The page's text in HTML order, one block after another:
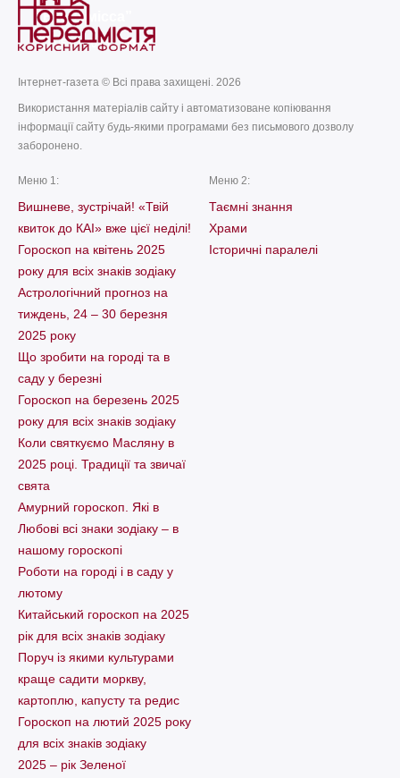
“Економісса”
today05.07.2026 remove_red_eye64
Інтернет-газета © Всі права захищені. 2026
Використання матеріалів сайту і автоматизоване копіювання
інформації сайту будь-якими програмами без письмового дозволу
заборонено.
Меню 1:
Вишневе, зустрічай! «Твій
квиток до КАІ» вже цієї неділі!
Гороскоп на квітень 2025
року для всіх знаків зодіаку
Астрологічний прогноз на
тиждень, 24 – 30 березня
2025 року
Що зробити на городі та в
саду у березні
Гороскоп на березень 2025
року для всіх знаків зодіаку
Коли святкуємо Масляну в
2025 році. Традиції та звичаї
свята
Амурний гороскоп. Які в
Любові всі знаки зодіаку – в
нашому гороскопі
Pоботи на городі і в саду у
лютому
Китайський гороскоп на 2025
рік для всіх знаків зодіаку
Поруч із якими культурами
краще садити моркву,
картоплю, капусту та редис
Гороскоп на лютий 2025 року
для всіх знаків зодіаку
2025 – рік Зеленої
Меню 2:
Таємні знання
Храми
Історичні паралелі